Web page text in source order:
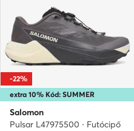
extra 10% Kód: SUMMER
-22%
Salomon
Pulsar L47975500 · Futócipő